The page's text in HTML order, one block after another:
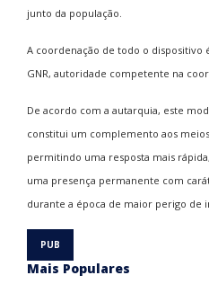
junto da população.
A coordenação de todo o dispositivo
GNR, autoridade competente na
De acordo com a autarquia, este
constitui um complemento aos
permitindo uma resposta mais
uma presença permanente com
durante a época de maior perigo de
Mais Populares